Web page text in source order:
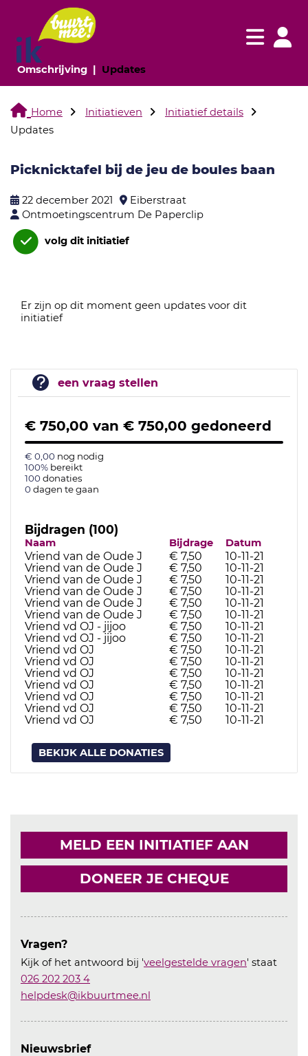
Omschrijving(huidige pagina)
Updates(huidige pagina)
Navigatie
Home Initiatieven
Initiatief details
Updates
Picknicktafel bij de jeu de boules baan
22 december 2021
Eiberstraat
Ontmoetingscentrum De Paperclip
volg dit initiatief
Er zijn op dit moment geen updates voor dit
initiatief
een vraag stellen
€ 750,00 van € 750,00 gedoneerd
€ 0,00 nog nodig
100% bereikt
100donaties
0dagen te gaan
Bijdragen (100)
Naam Bijdrage Datum
Vriend van de Oude J € 7,50
10-11-21
Vriend van de Oude J
€ 7,50
10-11-21
Vriend van de Oude J
€ 7,50
10-11-21
Vriend van de Oude J
€ 7,50
10-11-21
Vriend van de Oude J
€ 7,50
10-11-21
Vriend van de Oude J
€ 7,50
10-11-21
Vriend vd OJ - jijoo
€ 7,50
10-11-21
Vriend vd OJ - jijoo
€ 7,50
10-11-21
Vriend vd OJ
€ 7,50
10-11-21
Vriend vd OJ
€ 7,50
10-11-21
Vriend vd OJ
€ 7,50
10-11-21
Vriend vd OJ
€ 7,50
10-11-21
Vriend vd OJ
€ 7,50
10-11-21
Vriend vd OJ
€ 7,50
10-11-21
Vriend vd OJ
€ 7,50 10-11-21
BEKIJK ALLE DONATIES
MELD EEN INITIATIEF AAN
DONEER JE CHEQUE
Vragen?
Kijk of het antwoord bij 'veelgestelde vragen' staat
026 202 203 4
helpdesk@ikbuurtmee.nl
Nieuwsbrief